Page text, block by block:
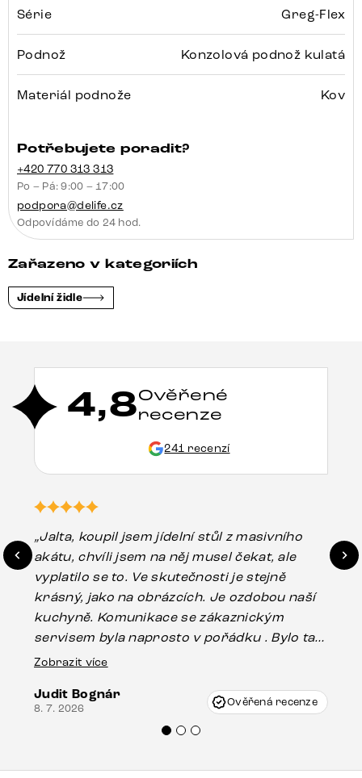
Série Greg-Flex
Podnož Konzolová podnož kulatá
Materiál podnože Kov
Potřebujete poradit?
+420 770 313 313
Po – Pá: 9:00 – 17:00
podpora@delife.cz
Odpovídáme do 24 hod.
Zařazeno v kategoriích
Jídelní židle
4,8Ověřené
recenze
241 recenzí
„Jalta, koupil jsem jídelní stůl z masivního
akátu, chvíli jsem na něj musel čekat, ale
vyplatilo se to. Ve skutečnosti je stejně
krásný, jako na obrázcích. Je ozdobou naší
kuchyně. Komunikace se zákaznickým
servisem byla naprosto v pořádku . Bylo tam
drobné poškození u nohy stolu, které mohlo
Vincze mi velmi korektně vyšli vstříc.
Doporučuji produkty Delife všem.“
Zobrazit více
Judit Bognár
8. 7. 2026 Ověřená recenze